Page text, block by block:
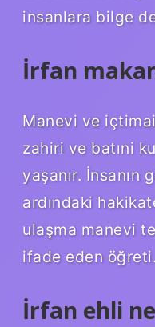
insanlara bilge
İrfan
Manevi ve
zahiri ve batıni
yaşanır. İnsanın
ardındaki
ulaşma manevi
ifade eden
İrfan ehli